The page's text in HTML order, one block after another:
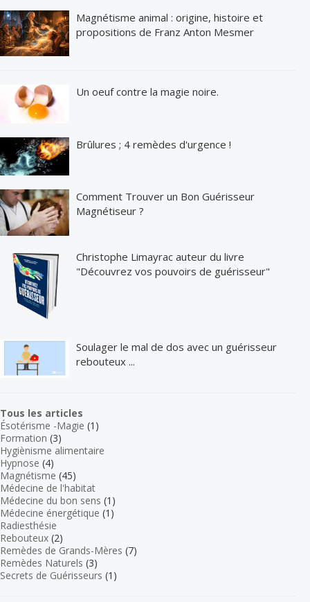
Magnétisme animal : origine, histoire et
propositions de Franz Anton Mesmer
Un oeuf contre la magie noire.
Brûlures ; 4 remèdes d'urgence !
Comment Trouver un Bon Guérisseur
Magnétiseur ?
Christophe Limayrac auteur du livre
"Découvrez vos pouvoirs de guérisseur"
Soulager le mal de dos avec un guérisseur
rebouteux ...
Tous les articles
Ésotérisme -Magie (1)
Formation (3)
Hygiènisme alimentaire
Hypnose (4)
Magnétisme (45)
Médecine de l'habitat
Médecine du bon sens (1)
Médecine énergétique (1)
Radiesthésie
Rebouteux (2)
Remèdes de Grands-Mères (7)
Remèdes Naturels (3)
Secrets de Guérisseurs (1)